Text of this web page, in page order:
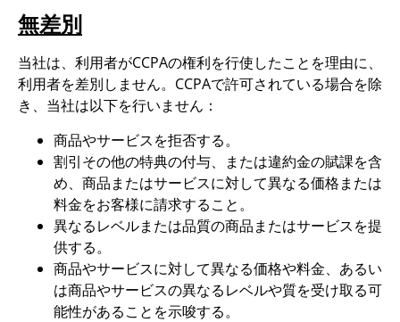
無差別
当社は、利用者がCCPAの権利を行使したことを理由に、
利用者を差別しません。CCPAで許可されている場合を除
き、当社は以下を行いません：
商品やサービスを拒否する。
割引その他の特典の付与、または違約金の賦課を含
め、商品またはサービスに対して異なる価格または
料金をお客様に請求すること。
異なるレベルまたは品質の商品またはサービスを提
供する。
商品やサービスに対して異なる価格や料金、あるい
は商品やサービスの異なるレベルや質を受け取る可
能性があることを示唆する。